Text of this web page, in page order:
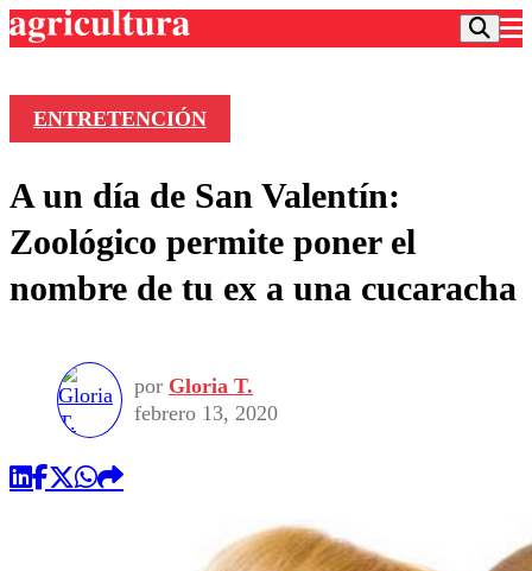
Frecuencias
Agricultura TV
Deportes
Colo Colo
Seleccion Chilena
Torneo Internacional
Entretención
Economía
Internacional
Publicaciones en medios
Opinión
ENTRETENCIÓN
A un día de San Valentín:
Zoológico permite poner el
nombre de tu ex a una cucaracha
por Gloria T.
febrero 13, 2020